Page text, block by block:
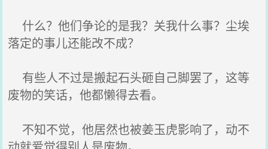
什么？他们争论的是我？关我什么事？尘埃
落定的事儿还能改不成？
有些人不过是搬起石头砸自己脚罢了，这等
废物的笑话，他都懒得去看。
不知不觉，他居然也被姜玉虎影响了，动不